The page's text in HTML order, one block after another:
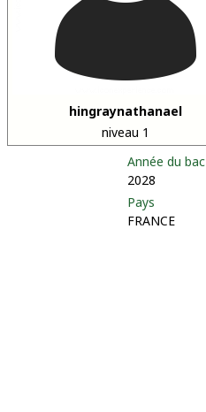
hingraynathanael
niveau 1
Année du bac
2028
Pays
FRANCE